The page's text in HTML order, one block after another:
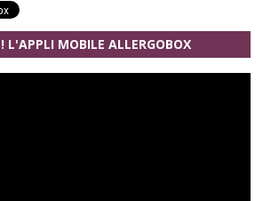
L'APPLI MOBILE ALLERGOBOX